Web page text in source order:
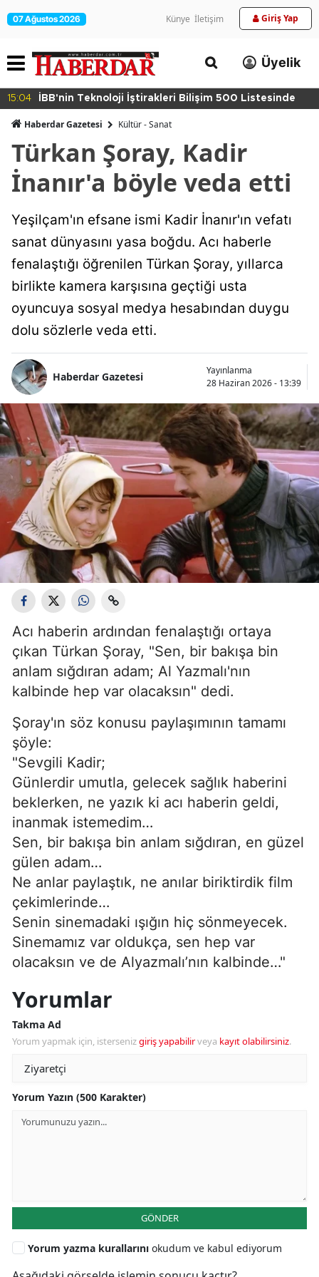
07 Ağustos 2026 Künye İletişim Giriş Yap
Üyelik
15:04 İBB'nin Teknoloji İştirakleri Bilişim 500 Listesinde
Haberdar Gazetesi Kültür - Sanat
Türkan Şoray, Kadir
İnanır'a böyle veda etti
Yeşilçam'ın efsane ismi Kadir İnanır'ın vefatı
sanat dünyasını yasa boğdu. Acı haberle
fenalaştığı öğrenilen Türkan Şoray, yıllarca
birlikte kamera karşısına geçtiği usta
oyuncuya sosyal medya hesabından duygu
dolu sözlerle veda etti.
Haberdar Gazetesi
Yayınlanma
28 Haziran 2026 - 13:39
Acı haberin ardından fenalaştığı ortaya
çıkan Türkan Şoray, "Sen, bir bakışa bin
anlam sığdıran adam; Al Yazmalı'nın
kalbinde hep var olacaksın" dedi.
Şoray'ın söz konusu paylaşımının tamamı
şöyle:
"Sevgili Kadir;
Günlerdir umutla, gelecek sağlık haberini
beklerken, ne yazık ki acı haberin geldi,
inanmak istemedim…
Sen, bir bakışa bin anlam sığdıran, en güzel
gülen adam…
Ne anlar paylaştık, ne anılar biriktirdik film
çekimlerinde…
Senin sinemadaki ışığın hiç sönmeyecek.
Sinemamız var oldukça, sen hep var
olacaksın ve de Alyazmalı’nın kalbinde…"
Yorumlar
Takma Ad
Yorum yapmak için, istersenizgiriş yapabilirveya kayıt olabilirsiniz.
Yorum Yazın (500 Karakter)
GÖNDER
Yorum yazma kurallarını okudum ve kabul ediyorum